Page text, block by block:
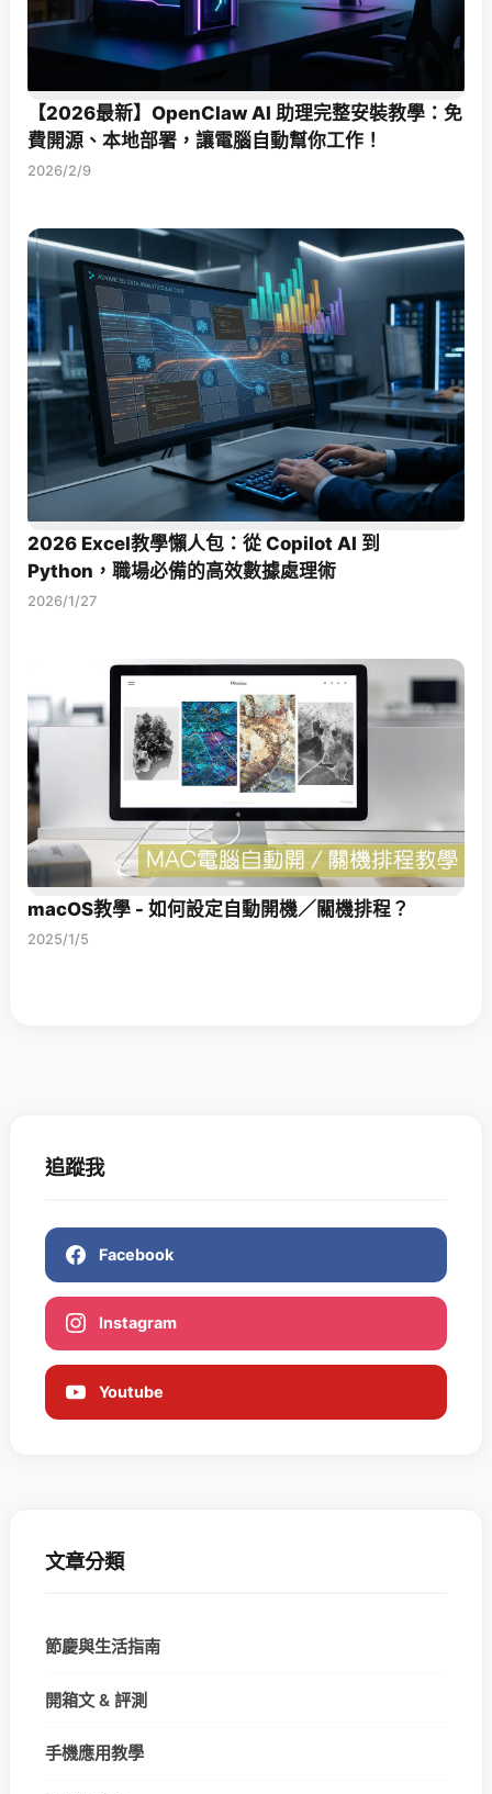
【2026最新】OpenClaw AI 助理完整安裝教學：免
費開源、本地部署，讓電腦自動幫你工作！
2026/2/9
2026 Excel教學懶人包：從 Copilot AI 到
Python，職場必備的高效數據處理術
2026/1/27
macOS教學 - 如何設定自動開機／關機排程？
2025/1/5
追蹤我
Facebook
Instagram
Youtube
文章分類
節慶與生活指南
開箱文 & 評測
手機應用教學